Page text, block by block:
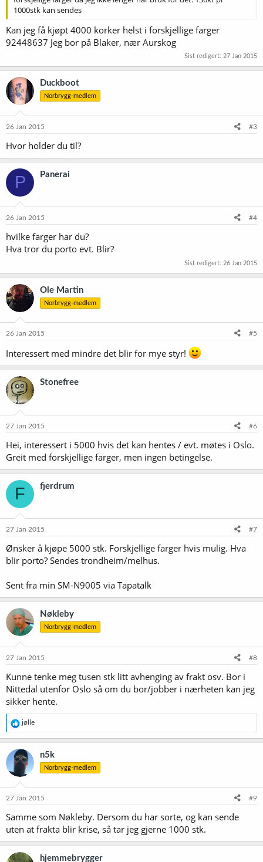
1000stk kan sendes
Kan jeg få kjøpt 4000 korker helst i forskjellige farger
92448637 Jeg bor på Blaker, nær Aurskog
Sist redigert: 27 Jan 2015
Duckboot
Norbrygg-medlem
26 Jan 2015 #3
Hvor holder du til?
P Panerai
26 Jan 2015 #4
hvilke farger har du?
Hva tror du porto evt. Blir?
Sist redigert: 26 Jan 2015
Ole Martin
Norbrygg-medlem
26 Jan 2015 #5
Interessert med mindre det blir for mye styr!
Stonefree
27 Jan 2015 #6
Hei, interessert i 5000 hvis det kan hentes / evt. møtes i Oslo.
Greit med forskjellige farger, men ingen betingelse.
F fjerdrum
27 Jan 2015 #7
Ønsker å kjøpe 5000 stk. Forskjellige farger hvis mulig. Hva
blir porto? Sendes trondheim/melhus.
Sent fra min SM-N9005 via Tapatalk
Nøkleby
Norbrygg-medlem
27 Jan 2015 #8
Kunne tenke meg tusen stk litt avhenging av frakt osv. Bor i
Nittedal utenfor Oslo så om du bor/jobber i nærheten kan jeg
sikker hente.
R
e
a
k
s
o
e
:
jølle
n5k
Norbrygg-medlem
27 Jan 2015 #9
Samme som Nøkleby. Dersom du har sorte, og kan sende
uten at frakta blir krise, så tar jeg gjerne 1000 stk.
hjemmebrygger